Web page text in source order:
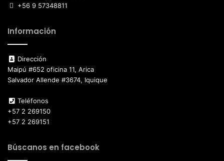
+56 9 57348811
Información
Dirección
Maipú #652 oficina 11, Arica
Salvador Allende #3674, Iquique
Teléfonos
+57 2 269150
+57 2 269151
Búscanos en facebook